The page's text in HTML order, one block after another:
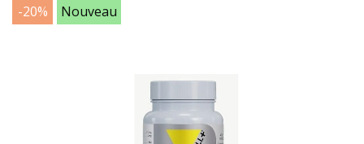
-20% Nouveau